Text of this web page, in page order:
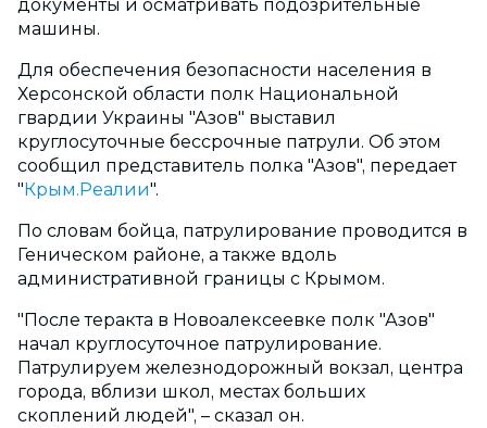
документы и осматривать подозрительные
машины.
Для обеспечения безопасности населения в
Херсонской области полк Национальной
гвардии Украины "Азов" выставил
круглосуточные бессрочные патрули. Об этом
сообщил представитель полка "Азов", передает
"Крым.Реалии".
По словам бойца, патрулирование проводится в
Геническом районе, а также вдоль
административной границы с Крымом.
"После теракта в Новоалексеевке полк "Азов"
начал круглосуточное патрулирование.
Патрулируем железнодорожный вокзал, центра
города, вблизи школ, местах больших
скоплений людей", – сказал он.